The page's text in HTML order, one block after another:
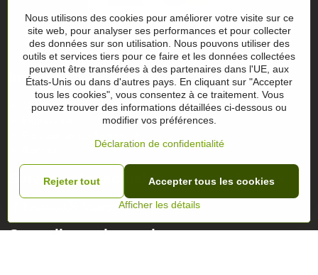
Important
Conditions générales
Suivez notre actualité sur nos réseaux
Instagram
Conseils sur les cadeaux
Nous utilisons des cookies pour améliorer votre visite sur ce
site web, pour analyser ses performances et pour collecter
des données sur son utilisation. Nous pouvons utiliser des
outils et services tiers pour ce faire et les données collectées
peuvent être transférées à des partenaires dans l'UE, aux
États-Unis ou dans d'autres pays. En cliquant sur "Accepter
tous les cookies", vous consentez à ce traitement. Vous
pouvez trouver des informations détaillées ci-dessous ou
modifier vos préférences.
Déclaration de confidentialité
Afficher les détails
Accepter tous les cookies
Rejeter tout